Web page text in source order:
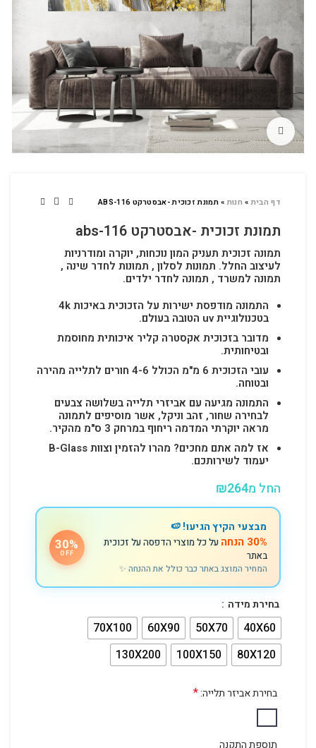
לחץ להגדלה
דף הבית» חנות»תמונת זכוכית -אבסטרקט ABS-116
תמונת זכוכית -אבסטרקט abs-116
תמונה זכוכית תעניק המון נוכחות, יוקרה ומודרניות
לעיצוב החלל. תמונות לסלון , תמונות לחדר שינה ,
תמונה למשרד , תמונה לחדר ילדים.
התמונה מודפסת ישירות על הזכוכית באיכות 4k
בטכנולוגיית uv הטובה בעולם.
מדובר בזכוכית אקסטרה קליר איכותית מחוסמת
ובטיחותית.
עובי הזכוכית 6 מ"מ הכולל 4-6 חורים לתלייה מהירה
ובטוחה.
התמונה מגיעה עם אביזרי תלייה בשלושה צבעים
לבחירה שחור, זהב וניקל, אשר מוסיפים לתמונה
מראה יוקרתי המדמה ריחוף במרחק 3 ס"מ מהקיר.
אז למה אתם מחכים? מהרו להזמין וצוות B-Glass
יעמוד לשירותכם.
החל מ ₪264
מבצעי הקיץ הגיעו! 🍉
30% הנחה
על כל מוצרי הדפסה על זכוכית
באתר
המחיר המוצג באתר כבר כולל את ההנחה ✨
30%
OFF
בחירת מידה
40X60
50X70
60X90
70X100
80X120
100X150
130X200
בחירת אביזר תלייה:*
תוספת התקנה